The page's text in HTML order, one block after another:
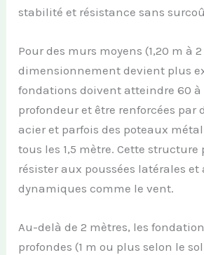
stabilité et résistance sans
Pour des murs moyens (1,20 m à
dimensionnement devient plus
fondations doivent atteindre 60 à
profondeur et être renforcées par
acier et parfois des poteaux
tous les 1,5 mètre. Cette structure
résister aux poussées latérales et
dynamiques comme le vent.
Au-delà de 2 mètres, les
profondes (1 m ou plus selon le